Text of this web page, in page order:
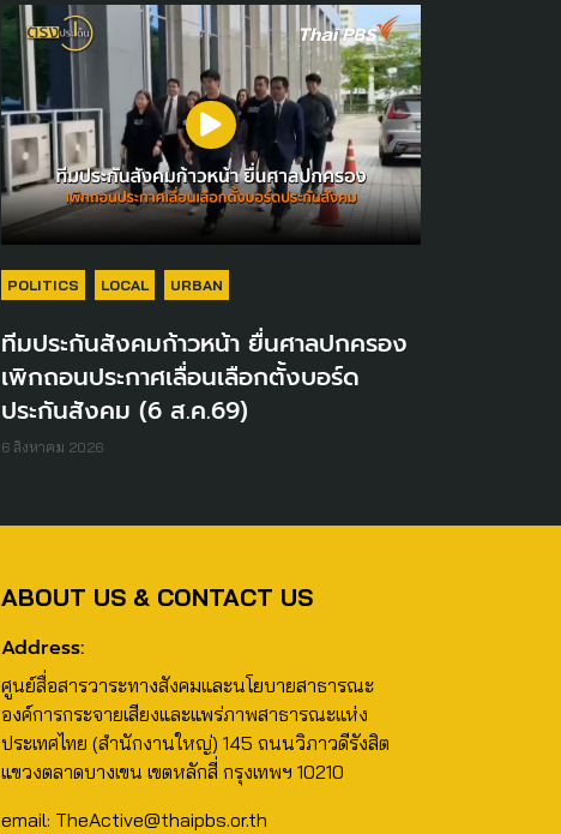
POLITICS LOCAL URBAN
ทีมประกันสังคมก้าวหน้า ยื่นศาลปกครอง
เพิกถอนประกาศเลื่อนเลือกตั้งบอร์ด
ประกันสังคม (6 ส.ค.69)
6 สิงหาคม 2026
ABOUT US & CONTACT US
Address:
ศูนย์สื่อสารวาระทางสังคมและนโยบายสาธารณะ
องค์การกระจายเสียงและแพร่ภาพสาธารณะแห่ง
ประเทศไทย (สำนักงานใหญ่) 145 ถนนวิภาวดีรังสิต
แขวงตลาดบางเขน เขตหลักสี่ กรุงเทพฯ 10210
email: TheActive@thaipbs.or.th